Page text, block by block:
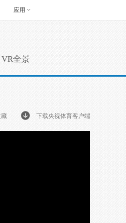
应用
VR全景
下载央视体育客户端